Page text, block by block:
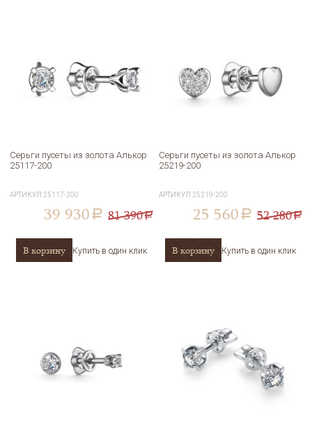
Серьги пусеты из золота Алькор
25117-200
АРТИКУЛ 25117-200
39 930 a 81 390a
В корзину Купить в один клик
Серьги пусеты из золота Алькор
25219-200
АРТИКУЛ 25219-200
25 560 a 52 280a
В корзину Купить в один клик